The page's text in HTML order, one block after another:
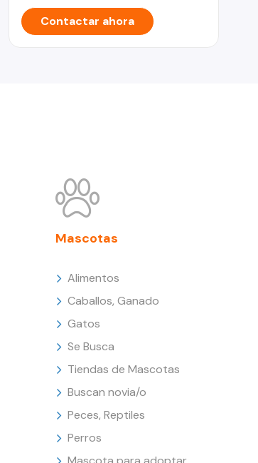
Contactar ahora
Mascotas
Alimentos
Caballos, Ganado
Gatos
Se Busca
Tiendas de Mascotas
Buscan novia/o
Peces, Reptiles
Perros